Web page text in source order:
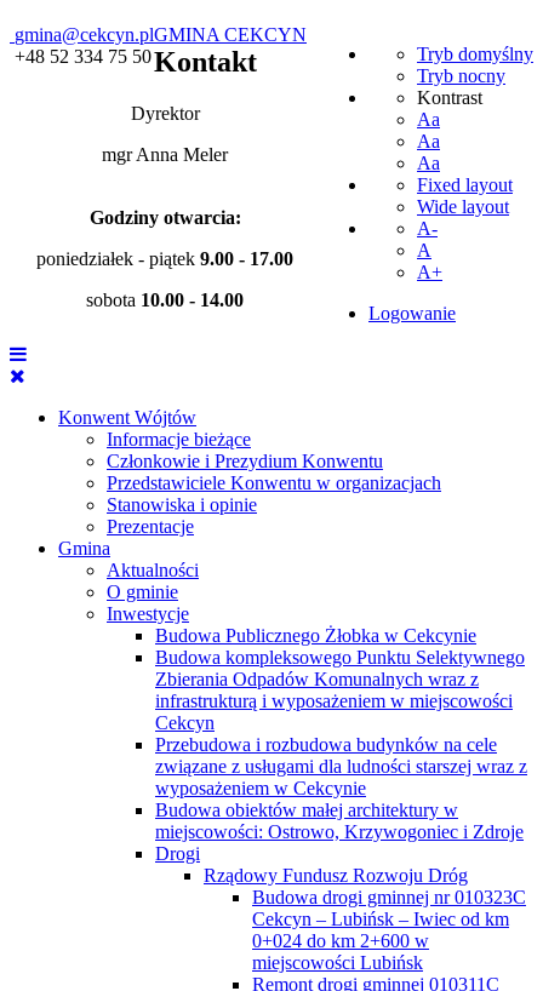
gmina@cekcyn.pl
+48 52 334 75 50
Tryb domyślny
Tryb nocny
Kontrast
Aa
Aa
Aa
Fixed layout
Wide layout
A-
A
A+
Logowanie
GMINA CEKCYN
Konwent Wójtów
Informacje bieżące
Członkowie i Prezydium Konwentu
Przedstawiciele Konwentu w organizacjach
Stanowiska i opinie
Prezentacje
Gmina
Aktualności
O gminie
Inwestycje
Budowa Publicznego Żłobka w Cekcynie
Budowa kompleksowego Punktu Selektywnego
Zbierania Odpadów Komunalnych wraz z
infrastrukturą i wyposażeniem w miejscowości
Cekcyn
Przebudowa i rozbudowa budynków na cele
związane z usługami dla ludności starszej wraz z
wyposażeniem w Cekcynie
Budowa obiektów małej architektury w
miejscowości: Ostrowo, Krzywogoniec i Zdroje
Drogi
Rządowy Fundusz Rozwoju Dróg
Budowa drogi gminnej nr 010323C
Cekcyn – Lubińsk – Iwiec od km
0+024 do km 2+600 w
miejscowości Lubińsk
Remont drogi gminnej 010311C
Kontakt
Dyrektor
mgr Anna Meler
Godziny otwarcia:
poniedziałek - piątek 9.00 - 17.00
sobota 10.00 - 14.00